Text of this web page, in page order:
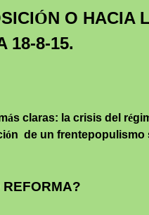
ÓN O HACIA
18-8-15.
ás claras: la crisis del ré
ón de un frentepopulismo
REFORMA?